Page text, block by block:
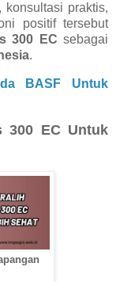
praktis,
positif tersebut
300 EC sebagai
.
BASF Untuk
300 EC Untuk